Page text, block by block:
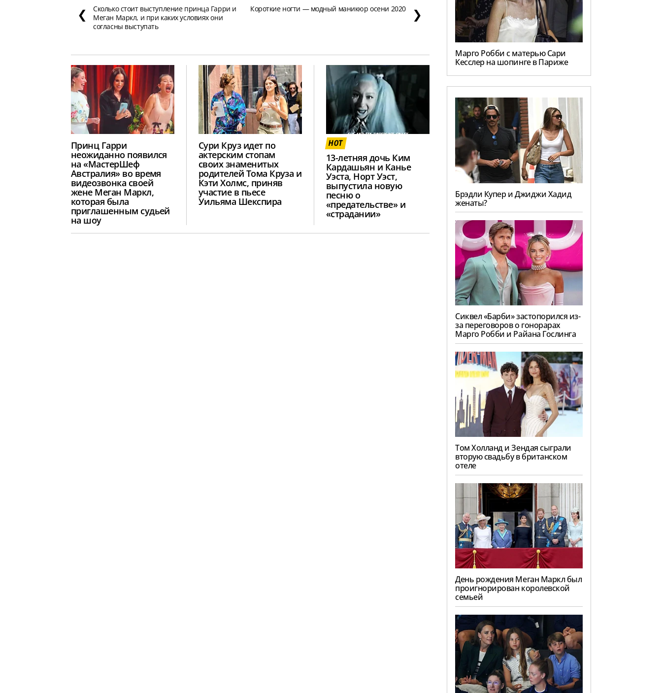
❮
Сколько стоит выступление принца Гарри и
Меган Маркл, и при каких условиях они
согласны выступать
Короткие ногти — модный маникюр осени 2020 ❯
Принц Гарри
неожиданно появился
на «МастерШеф
Австралия» во время
видеозвонка своей
жене Меган Маркл,
которая была
приглашенным судьей
на шоу
Сури Круз идет по
актерским стопам
своих знаменитых
родителей Тома Круза и
Кэти Холмс, приняв
участие в пьесе
Уильяма Шекспира
HOT
13-летняя дочь Ким
Кардашьян и Канье
Уэста, Норт Уэст,
выпустила новую
песню о
«предательстве» и
«страдании»
Марго Робби с матерью Сари
Кесслер на шопинге в Париже
Брэдли Купер и Джиджи Хадид
женаты?
Сиквел «Барби» застопорился из-
за переговоров о гонорарах
Марго Робби и Райана Гослинга
Том Холланд и Зендая сыграли
вторую свадьбу в британском
отеле
День рождения Меган Маркл был
проигнорирован королевской
семьей